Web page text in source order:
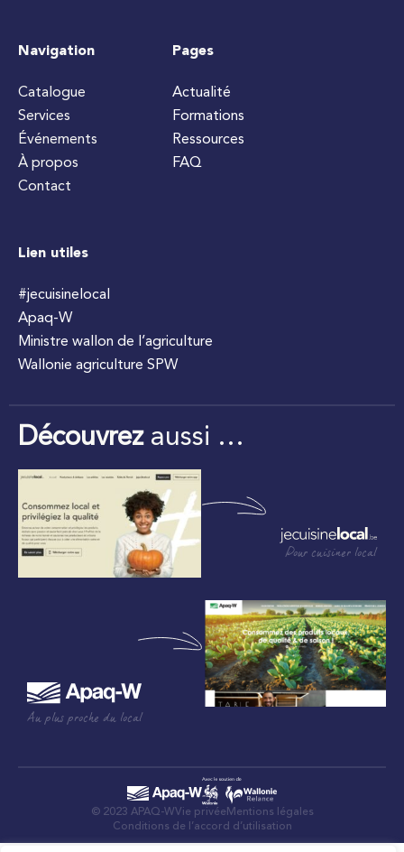
Navigation
Catalogue
Services
Événements
À propos
Contact
Pages
Actualité
Formations
Ressources
FAQ
Lien utiles
#jecuisinelocal
Apaq-W
Ministre wallon de l’agriculture
Wallonie agriculture SPW
Découvrezaussi …
Pour cuisiner local
Au plus proche du local
© 2023 APAQ-WVie privée Mentions légales
Conditions de l’accord d’utilisation